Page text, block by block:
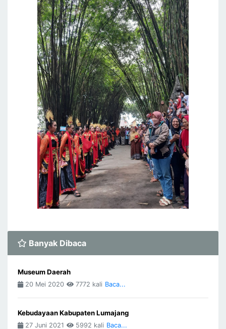
Banyak Dibaca
Museum Daerah
20 Mei 2020 7772 kali Baca...
Kebudayaan Kabupaten Lumajang
27 Juni 2021 5992 kali Baca...